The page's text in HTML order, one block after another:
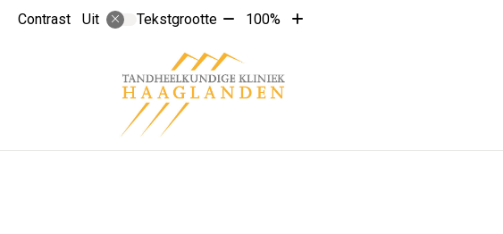
Contrast Uit Tekstgrootte Tekst
met
10%
100%
Tekst